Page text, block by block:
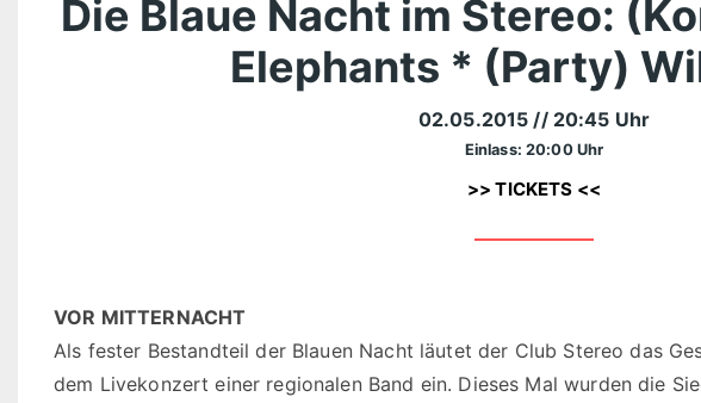
Die Blaue Nacht im Stereo:
Elephants * (Party)
02.05.2015// 20:45 Uhr
Einlass: 20:00 Uhr
>> TICKETS <<
VOR MITTERNACHT
Als fester Bestandteil der Blauen Nacht läutet der Club Stereo das
dem Livekonzert einer regionalen Band ein. Dieses Mal wurden die